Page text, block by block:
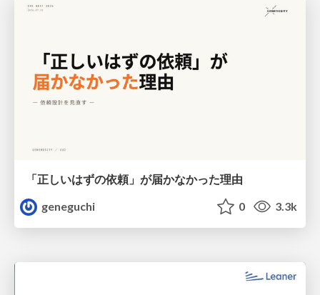
「正しいはずの依頼」が届かなかった理由
geneguchi
0 3.3k